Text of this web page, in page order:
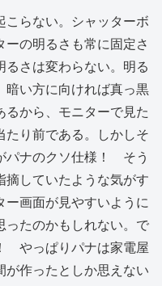
こらない。シャッターボ
ーの明るさも常に固定さ
るさは変わらない。明る
暗い方に向ければ真っ黒
るから、モニターで見た
たり前である。しかしそ
パナのクソ仕様！ そう
摘していたような気がす
ー画面が見やすいように
ったのかもしれない。で
やっぱりパナは家電屋
が作ったとしか思えない